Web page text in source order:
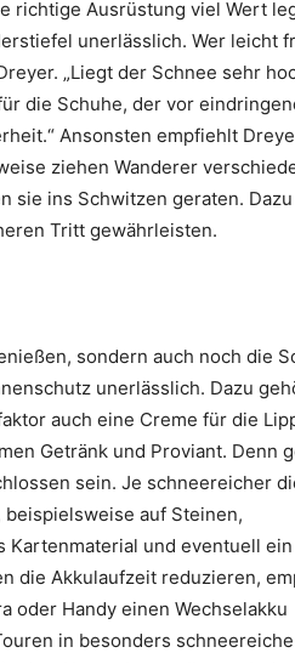
richtige Ausrüstung viel Wert
unerlässlich. Wer leicht
„Liegt der Schnee sehr
die Schuhe, der vor
Ansonsten empfiehlt
ziehen Wanderer
sie ins Schwitzen geraten. Dazu
Tritt gewährleisten.
sondern auch noch die
unerlässlich. Dazu
auch eine Creme für die
Getränk und Proviant. Denn
sein. Je schneereicher
auf Steinen,
und eventuell ein
die Akkulaufzeit reduzieren,
oder Handy einen Wechselakku
in besonders schneereiche